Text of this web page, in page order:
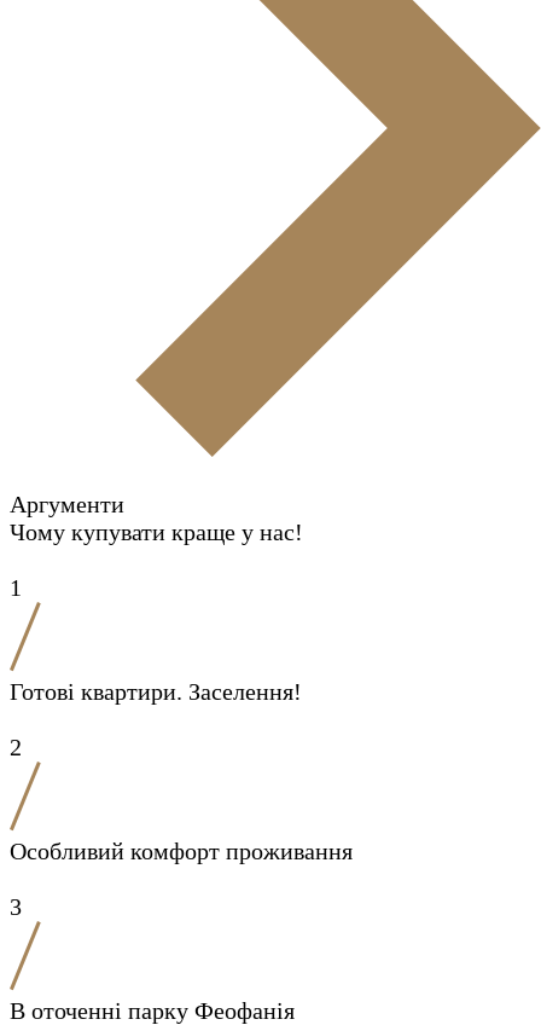
Аргументи
Чому купувати краще у нас!
1
Готові квартири. Заселення!
2
Особливий комфорт проживання
3
В оточенні парку Феофанія